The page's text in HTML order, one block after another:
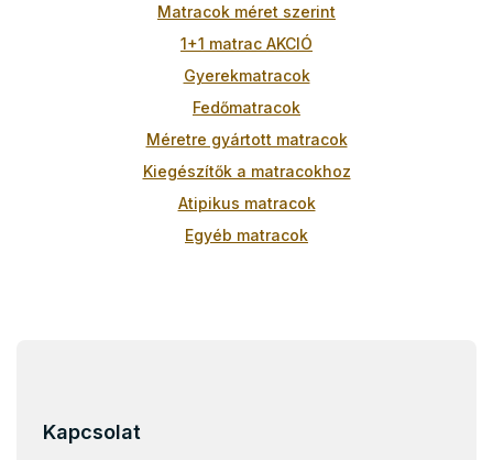
t
s
e
l
e
m
e
i
Matracok méret szerint
1+1 matrac AKCIÓ
Gyerekmatracok
Fedőmatracok
Méretre gyártott matracok
Kiegészítők a matracokhoz
Atipikus matracok
Egyéb matracok
Kapcsolat